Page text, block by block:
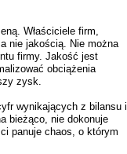
Właściciele firm,
nie jakością. Nie można
firmy. Jakość jest
obciążenia
zysk.
wynikających z bilansu i
bieżąco, nie dokonuje
panuje chaos, o którym